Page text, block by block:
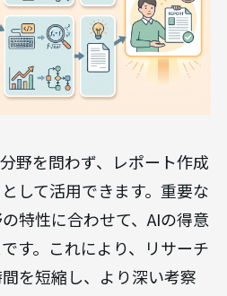
野を問わず、レポート作成
して活用できます。重要な
特性に合わせて、AIの得意
す。これにより、リサーチ
を短縮し、より深い考察